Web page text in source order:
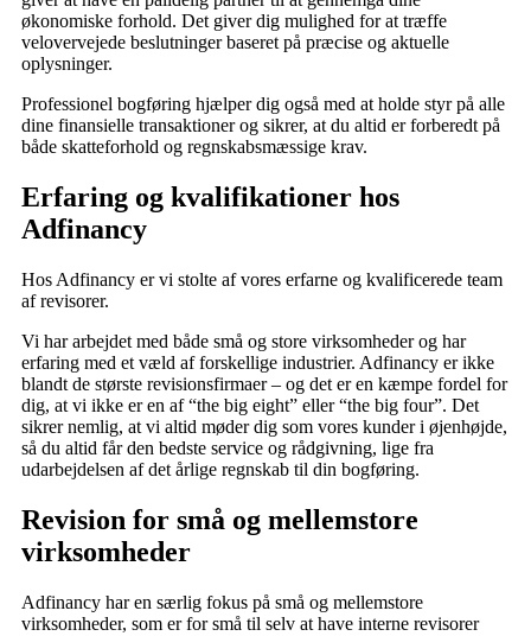
økonomiske forhold. Det giver dig mulighed for at træffe
velovervejede beslutninger baseret på præcise og aktuelle
oplysninger.
Professionel bogføring hjælper dig også med at holde styr på alle
dine finansielle transaktioner og sikrer, at du altid er forberedt på
både skatteforhold og regnskabsmæssige krav.
Erfaring og kvalifikationer hos
Adfinancy
Hos Adfinancy er vi stolte af vores erfarne og kvalificerede team
af revisorer.
Vi har arbejdet med både små og store virksomheder og har
erfaring med et væld af forskellige industrier. Adfinancy er ikke
blandt de største revisionsfirmaer – og det er en kæmpe fordel for
dig, at vi ikke er en af “the big eight” eller “the big four”. Det
sikrer nemlig, at vi altid møder dig som vores kunder i øjenhøjde,
så du altid får den bedste service og rådgivning, lige fra
udarbejdelsen af det årlige regnskab til din bogføring.
Revision for små og mellemstore
virksomheder
Adfinancy har en særlig fokus på små og mellemstore
virksomheder, som er for små til selv at have interne revisorer